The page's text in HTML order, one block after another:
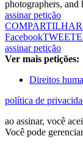
photographers, and
assinar petição
COMPARTILHAR
FacebookTWEET
assinar petição
Ver mais petições:
Direitos
política de
ao assinar, você
Você pode